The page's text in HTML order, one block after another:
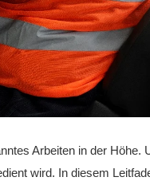
Arbeiten in der Höhe.
wird. In diesem